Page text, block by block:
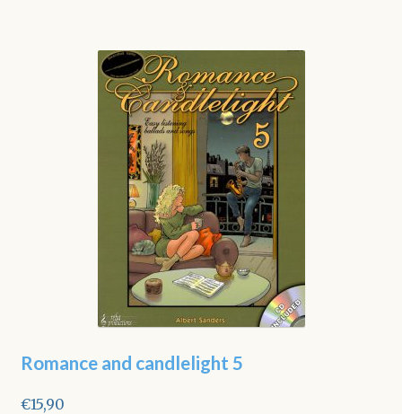
Romance and candlelight 5
€15,90